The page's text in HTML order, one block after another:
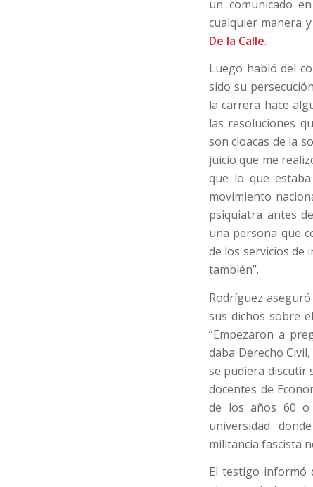
un comunicado
cualquier manera
De la Calle.
Luego habló del
sido su
la carrera hace
las resoluciones
son cloacas de la
juicio que me
que lo que
movimiento
psiquiatra antes
una persona que
de los servicios de
también”.
Rodríguez
sus dichos sobre
“Empezaron a
daba Derecho
se pudiera discutir
docentes de
de los años 60
universidad
militancia fascista
El testigo informó